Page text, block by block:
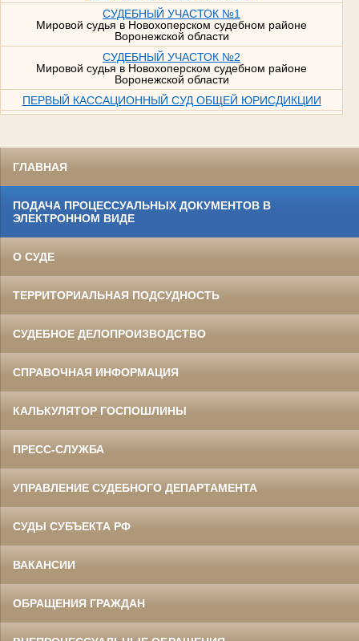
СУДЕБНЫЙ УЧАСТОК №1
Мировой судья в Новохоперском судебном районе
Воронежской области
СУДЕБНЫЙ УЧАСТОК №2
Мировой судья в Новохоперском судебном районе
Воронежской области
ПЕРВЫЙ КАССАЦИОННЫЙ СУД ОБЩЕЙ ЮРИСДИКЦИИ
ГЛАВНАЯ
ПОДАЧА ПРОЦЕССУАЛЬНЫХ ДОКУМЕНТОВ В
ЭЛЕКТРОННОМ ВИДЕ
О СУДЕ
ТЕРРИТОРИАЛЬНАЯ ПОДСУДНОСТЬ
СУДЕБНОЕ ДЕЛОПРОИЗВОДСТВО
СПРАВОЧНАЯ ИНФОРМАЦИЯ
КАЛЬКУЛЯТОР ГОСПОШЛИНЫ
ПРЕСС-СЛУЖБА
УПРАВЛЕНИЕ СУДЕБНОГО ДЕПАРТАМЕНТА
СУДЫ СУБЪЕКТА РФ
ВАКАНСИИ
ОБРАЩЕНИЯ ГРАЖДАН